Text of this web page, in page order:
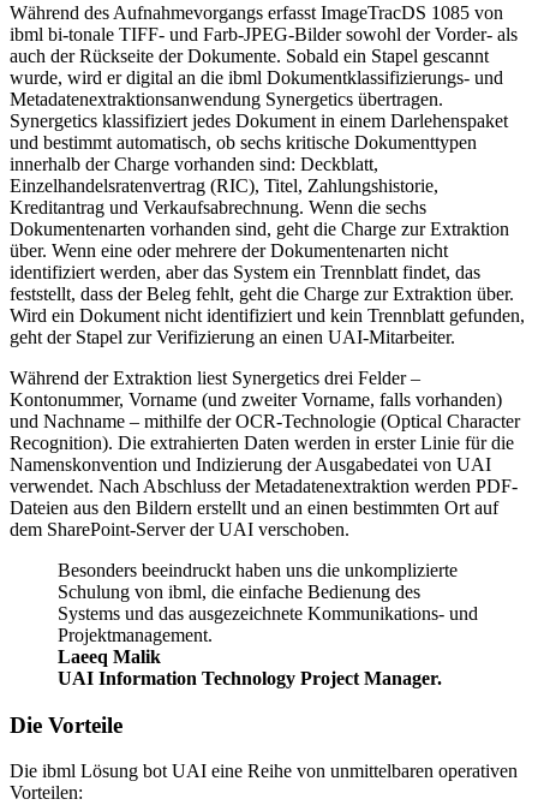
Während des Aufnahmevorgangs erfasst ImageTracDS 1085 von
ibml bi-tonale TIFF- und Farb-JPEG-Bilder sowohl der Vorder- als
auch der Rückseite der Dokumente. Sobald ein Stapel gescannt
wurde, wird er digital an die ibml Dokumentklassifizierungs- und
Metadatenextraktionsanwendung Synergetics übertragen.
Synergetics klassifiziert jedes Dokument in einem Darlehenspaket
und bestimmt automatisch, ob sechs kritische Dokumenttypen
innerhalb der Charge vorhanden sind: Deckblatt,
Einzelhandelsratenvertrag (RIC), Titel, Zahlungshistorie,
Kreditantrag und Verkaufsabrechnung. Wenn die sechs
Dokumentenarten vorhanden sind, geht die Charge zur Extraktion
über. Wenn eine oder mehrere der Dokumentenarten nicht
identifiziert werden, aber das System ein Trennblatt findet, das
feststellt, dass der Beleg fehlt, geht die Charge zur Extraktion über.
Wird ein Dokument nicht identifiziert und kein Trennblatt gefunden,
geht der Stapel zur Verifizierung an einen UAI-Mitarbeiter.
Während der Extraktion liest Synergetics drei Felder –
Kontonummer, Vorname (und zweiter Vorname, falls vorhanden)
und Nachname – mithilfe der OCR-Technologie (Optical Character
Recognition). Die extrahierten Daten werden in erster Linie für die
Namenskonvention und Indizierung der Ausgabedatei von UAI
verwendet. Nach Abschluss der Metadatenextraktion werden PDF-
Dateien aus den Bildern erstellt und an einen bestimmten Ort auf
dem SharePoint-Server der UAI verschoben.
Besonders beeindruckt haben uns die unkomplizierte
Schulung von ibml, die einfache Bedienung des
Systems und das ausgezeichnete Kommunikations- und
Projektmanagement.
Laeeq Malik
UAI Information Technology Project Manager.
Die Vorteile
Die ibml Lösung bot UAI eine Reihe von unmittelbaren operativen
Vorteilen: